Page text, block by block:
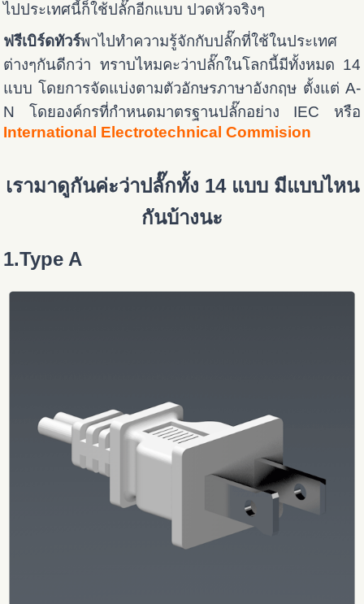
ไปประเทศนี้ก็ใช้ปลั๊กอีกแบบ ปวดหัวจริงๆ
ฟรีเบิร์ดทัวร์พาไปทำความรู้จักกับปลั๊กที่ใช้ในประเทศ
ต่างๆกันดีกว่า ทราบไหมคะว่าปลั๊กในโลกนี้มีทั้งหมด 14
แบบ โดยการจัดแบ่งตามตัวอักษรภาษาอังกฤษ ตั้งแต่ A-
N โดยองค์กรที่กำหนดมาตรฐานปลั๊กอย่าง IEC หรือ
International Electrotechnical Commision
เรามาดูกันค่ะว่าปลั๊กทั้ง 14 แบบ มีแบบไหน
กันบ้างนะ
1.Type A